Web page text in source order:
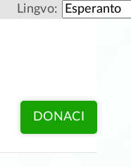
Lingvo:
DONACI